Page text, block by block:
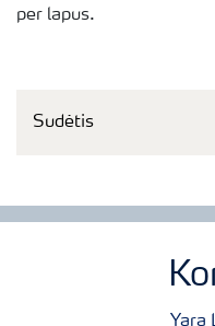
per lapus.
Sudėtis
Yara